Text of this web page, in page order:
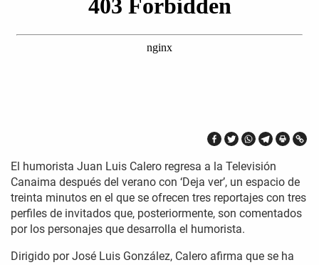
El humorista Juan Luis Calero regresa a la Televisión
Canaima después del verano con ‘Deja ver’, un espacio de
treinta minutos en el que se ofrecen tres reportajes con tres
perfiles de invitados que, posteriormente, son comentados
por los personajes que desarrolla el humorista.
Dirigido por José Luis González, Calero afirma que se ha